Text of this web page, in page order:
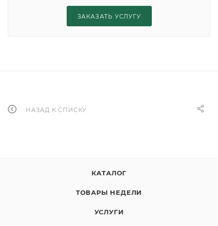
ЗАКАЗАТЬ УСЛУГУ
НАЗАД К СПИСКУ
КАТАЛОГ
ТОВАРЫ НЕДЕЛИ
УСЛУГИ